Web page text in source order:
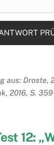
aus: Droste,
2016, S.
12: